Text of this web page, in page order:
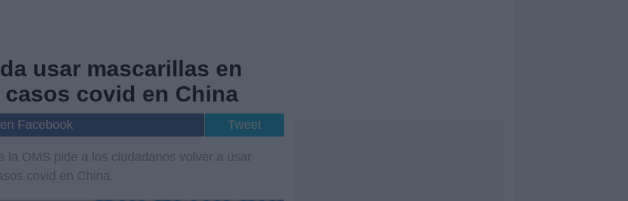
usar mascarillas en
covid en China
Facebook Tweet
la OMS pide a los ciudadanos volver a usar
covid en China.